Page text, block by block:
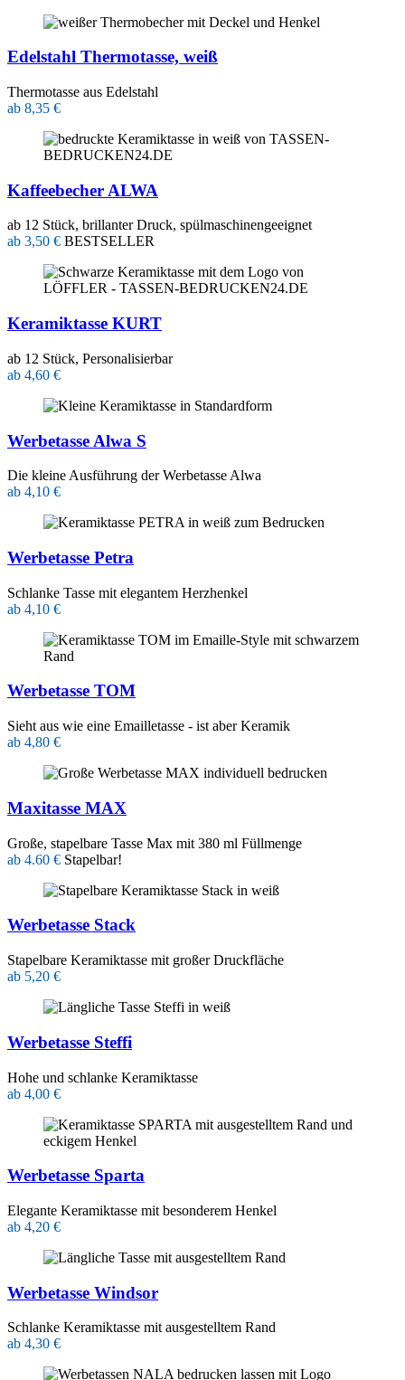
Edelstahl Thermotasse, weiß
Thermotasse aus Edelstahl
ab 8,35 €
Kaffeebecher ALWA
ab 12 Stück, brillanter Druck, spülmaschinengeeignet
ab 3,50 € BESTSELLER
Keramiktasse KURT
ab 12 Stück, Personalisierbar
ab 4,60 €
Werbetasse Alwa S
Die kleine Ausführung der Werbetasse Alwa
ab 4,10 €
Werbetasse Petra
Schlanke Tasse mit elegantem Herzhenkel
ab 4,10 €
Werbetasse TOM
Sieht aus wie eine Emailletasse - ist aber Keramik
ab 4,80 €
Maxitasse MAX
Große, stapelbare Tasse Max mit 380 ml Füllmenge
ab 4.60 € Stapelbar!
Werbetasse Stack
Stapelbare Keramiktasse mit großer Druckfläche
ab 5,20 €
Werbetasse Steffi
Hohe und schlanke Keramiktasse
ab 4,00 €
Werbetasse Sparta
Elegante Keramiktasse mit besonderem Henkel
ab 4,20 €
Werbetasse Windsor
Schlanke Keramiktasse mit ausgestelltem Rand
ab 4,30 €